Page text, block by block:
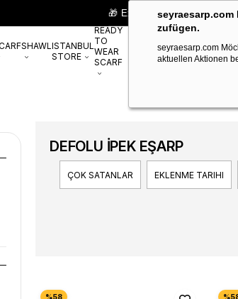
zufügen.
seyraesarp.com
aktuellen Aktionen
🎁 Exklusiv **10%
SHAWLISTANBUL
STORE
READY
TO
WEAR
SCARF
ACCESSORYBRANDS
DEFOLU İPEK EŞARP
EKLENME TARIHI
ÇOK SATANLAR